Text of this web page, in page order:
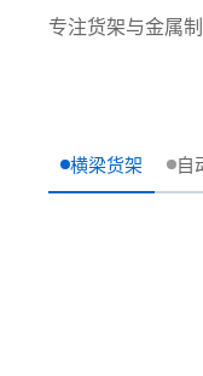
专注货架与金属
横梁货架 自